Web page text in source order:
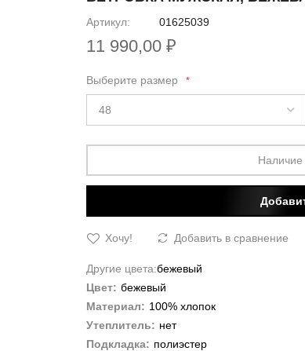
Артикул 01625039
11 990,00 ₽
Выберите размер
Наличие
Хочу! Добавить в сравнение
Другие цвета:бежевый
Цвет: бежевый
Материал: 100% хлопок
Утеплитель: нет
Подкладка: полиэстер